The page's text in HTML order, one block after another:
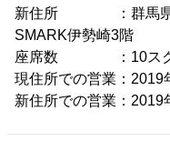
新住所 ：群馬県伊
SMARK伊勢崎3階
座席数 ：10スクリ
現住所での営業：2019
新住所での営業：2019